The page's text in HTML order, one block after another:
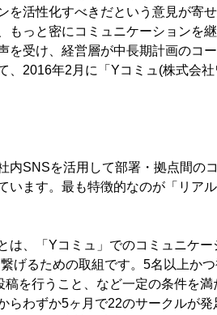
を活性化すべきだという意見が寄
もっと密にコミュニケーションを
を受け、経営層が中長期計画のコ
、2016年2月に「Yコミュ(株式会
内SNSを活用して部署・拠点間の
います。最も特徴的なのが「リア
は、「Yコミュ」でのコミュニケ
げるための取組です。5名以上か
を行うこと、など一定の条件を
らわずか5ヶ月で22のサークルが